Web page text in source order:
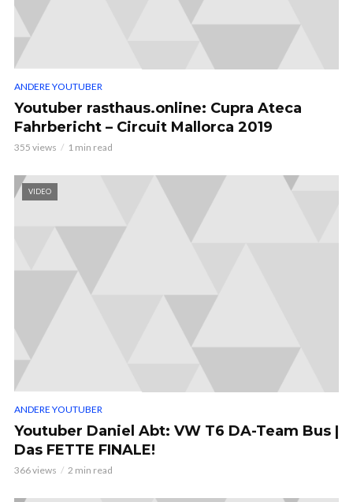
ANDERE YOUTUBER
Youtuber rasthaus.online: Cupra Ateca
Fahrbericht – Circuit Mallorca 2019
355 views 1 min read
VIDEO
ANDERE YOUTUBER
Youtuber Daniel Abt: VW T6 DA-Team Bus |
Das FETTE FINALE!
366 views 2 min read